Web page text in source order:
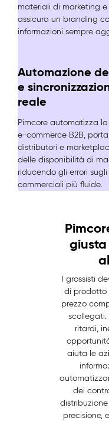
materiali di marketing
assicura un branding
informazioni sempre
Automazione
e
reale
Pimcore automatizza
e-commerce B2B,
distributori e
delle disponibilità di
riducendo gli errori
commerciali più fluide.
I grossisti
di prodotto
prezzo
scollegati.
ritardi,
aiuta le
dei
precisione,